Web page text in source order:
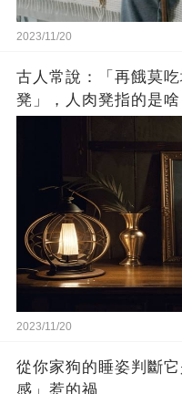
2023/11/20
古人常說：「再餓莫
凳」，人肉凳指的是啥
2023/11/20
從你家狗的睡姿判斷
感」惹的禍